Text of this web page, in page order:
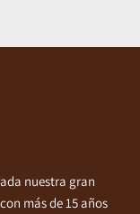
nuestra gran
más de 15 años